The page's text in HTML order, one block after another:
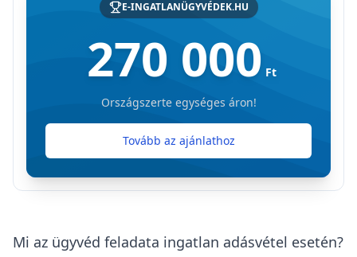
E-INGATLANÜGYVÉDEK.HU
270 000 Ft
Országszerte egységes áron!
Tovább az ajánlathoz
Mi az ügyvéd feladata ingatlan adásvétel esetén?